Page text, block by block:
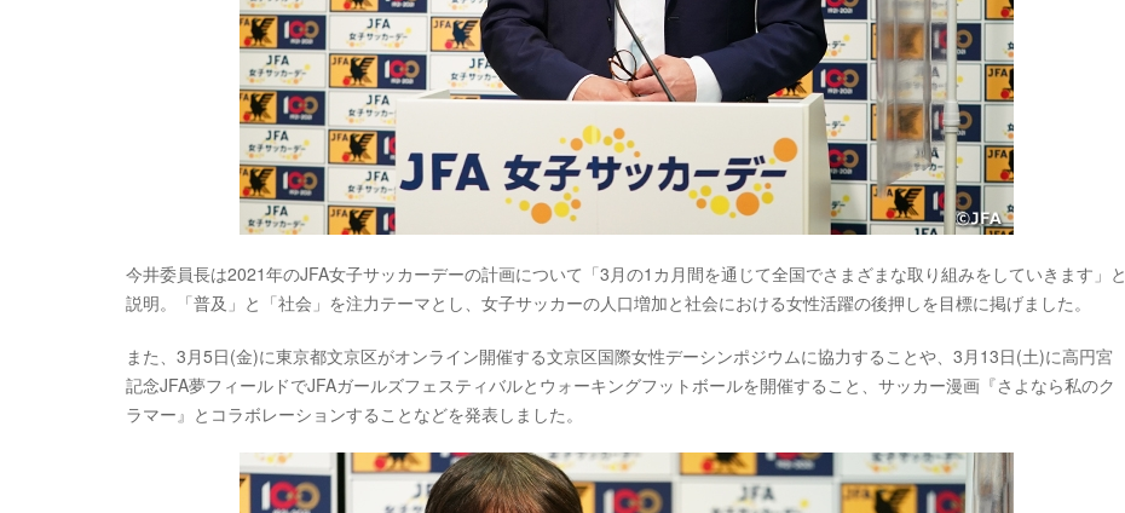
今井委員長は2021年のJFA女子サッカーデーの計画について「3月の1カ月間を通じて全国でさまざまな取り組みをしていきます」と
説明。「普及」と「社会」を注力テーマとし、女子サッカーの人口増加と社会における女性活躍の後押しを目標に掲げました。
また、3月5日(金)に東京都文京区がオンライン開催する文京区国際女性デーシンポジウムに協力することや、3月13日(土)に高円宮
記念JFA夢フィールドでJFAガールズフェスティバルとウォーキングフットボールを開催すること、サッカー漫画『さよなら私のク
ラマー』とコラボレーションすることなどを発表しました。